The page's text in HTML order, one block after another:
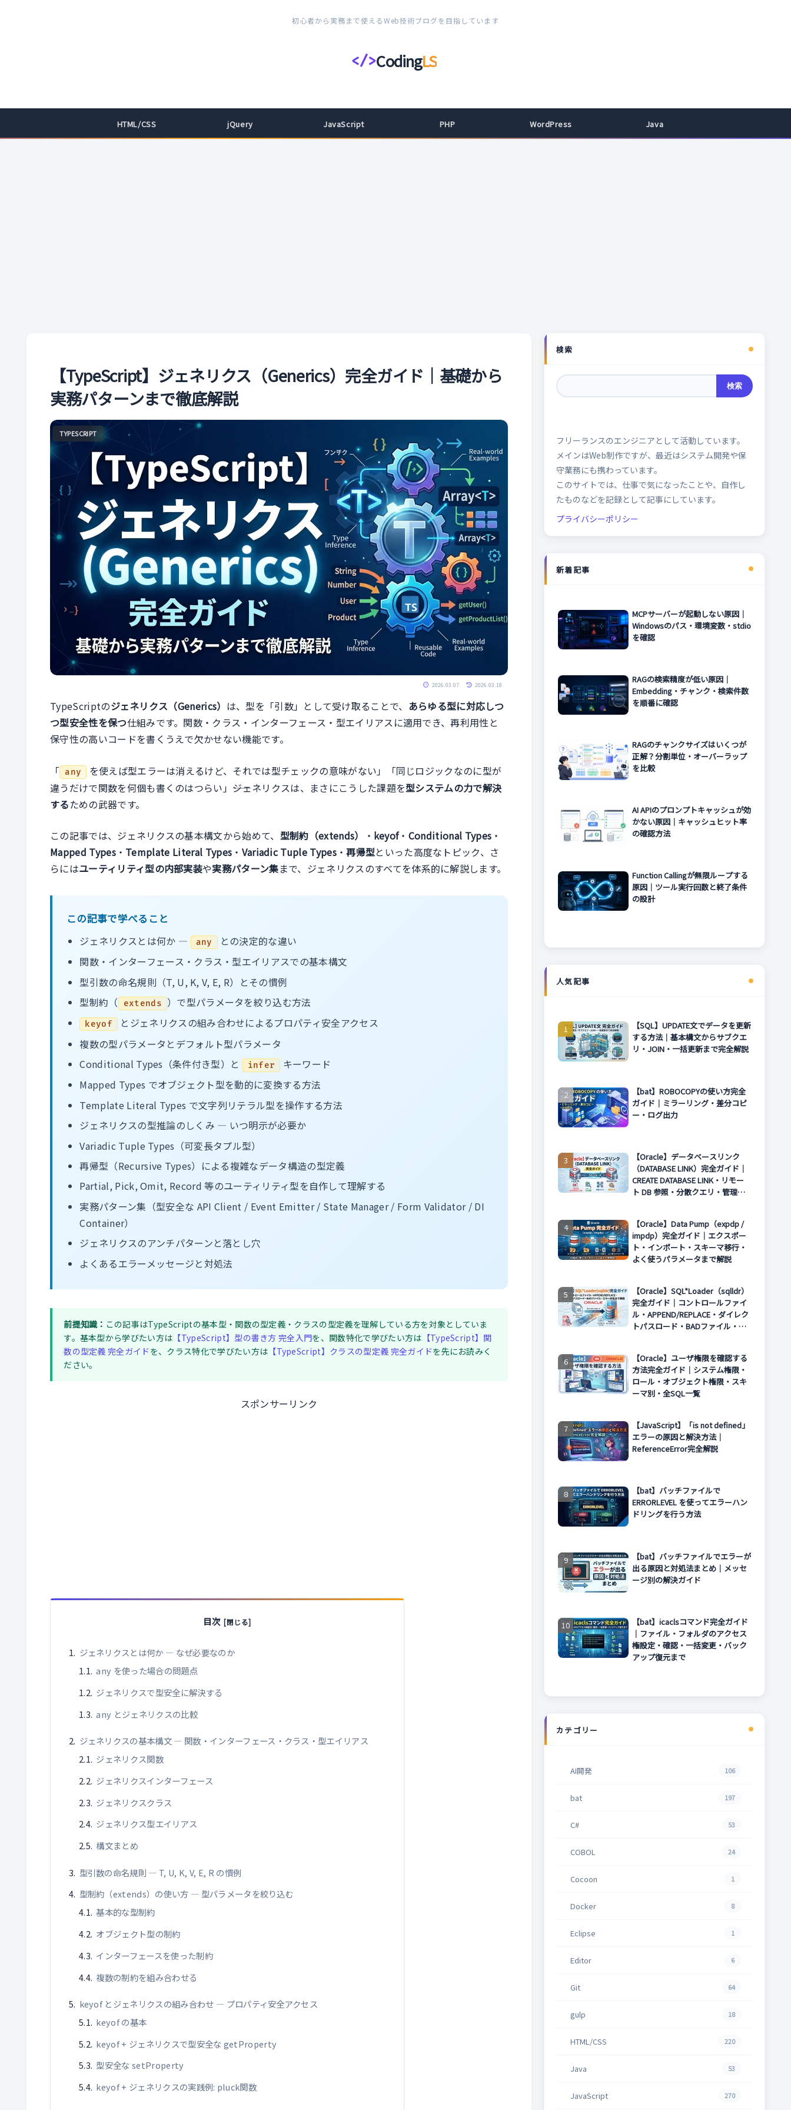
初心者から実務まで使えるWeb技術ブログを目指しています
</>CodingLS
コ
ィ
HTML/CSS jQuery JavaScript PHP WordPress Java
【TypeScript】ジェネリクス（Generics）完全ガイド｜基礎から
実務パターンまで徹底解説
TYPESCRIPT
2026.03.07 2026.03.18
TypeScriptのジェネリクス（Generics） は、型を「引数」として受け取ることで、 あらゆる型に対応しつ
つ型安全性を保つ仕組みです。関数・クラス・インターフェース・型エイリアスに適用でき、再利用性と
保守性の高いコードを書くうえで欠かせない機能です。
「 any
を使えば型エラーは消えるけど、それでは型チェックの意味がない」「同じロジックなのに型が
違うだけで関数を何個も書くのはつらい」――ジェネリクスは、まさにこうした課題を型システムの力で解決
するための武器です。
この記事では、ジェネリクスの基本構文から始めて、 型制約（extends） ・ keyof・ Conditional Types ・
Mapped Types・ Template Literal Types ・ Variadic Tuple Types・再帰型といった高度なトピック、さ
らにはユーティリティ型の内部実装や実務パターン集まで、ジェネリクスのすべてを体系的に解説します。
この記事で学べること
ジェネリクスとは何か ―
any
との決定的な違い
関数・インターフェース・クラス・型エイリアスでの基本構文
型引数の命名規則（T, U, K, V, E, R）とその慣例
型制約（
extends ）で型パラメータを絞り込む方法
keyof とジェネリクスの組み合わせによるプロパティ安全アクセス
複数の型パラメータとデフォルト型パラメータ
Conditional Types（条件付き型）と
infer
キーワード
Mapped Types でオブジェクト型を動的に変換する方法
Template Literal Types で文字列リテラル型を操作する方法
ジェネリクスの型推論のしくみ ― いつ明示が必要か
Variadic Tuple Types（可変長タプル型）
再帰型（Recursive Types）による複雑なデータ構造の型定義
Partial, Pick, Omit, Record 等のユーティリティ型を自作して理解する
実務パターン集（型安全な API Client / Event Emitter / State Manager / Form Validator / DI
Container）
ジェネリクスのアンチパターンと落とし穴
よくあるエラーメッセージと対処法
前提知識： この記事はTypeScriptの基本型・関数の型定義・クラスの型定義を理解している方を対象としていま
す。基本型から学びたい方は 【TypeScript】型の書き方 完全入門を、関数特化で学びたい方は 【TypeScript】関
数の型定義 完全ガイド を、クラス特化で学びたい方は 【TypeScript】クラスの型定義 完全ガイドを先にお読みく
ださい。
スポンサーリンク
目次
ジェネリクスとは何か ― なぜ必要なのか
any を使った場合の問題点
ジェネリクスで型安全に解決する
any とジェネリクスの比較
ジェネリクスの基本構文 ― 関数・インターフェース・クラス・型エイリアス
ジェネリクス関数
ジェネリクスインターフェース
ジェネリクスクラス
ジェネリクス型エイリアス
構文まとめ
型引数の命名規則 ― T, U, K, V, E, R の慣例
型制約（extends）の使い方 ― 型パラメータを絞り込む
基本的な型制約
オブジェクト型の制約
インターフェースを使った制約
複数の制約を組み合わせる
keyof とジェネリクスの組み合わせ ― プロパティ安全アクセス
keyof の基本
keyof + ジェネリクスで型安全な getProperty
型安全な setProperty
keyof + ジェネリクスの実践例: pluck関数
検索
検索
フリーランスのエンジニアとして活動しています。
メインはWeb制作ですが、最近はシステム開発や保
守業務にも携わっています。
このサイトでは、仕事で気になったことや、自作し
たものなどを記録として記事にしています。
プライバシーポリシー
新着記事
MCPサーバーが起動しない原因｜
Windowsのパス・環境変数・stdio
を確認
RAGの検索精度が低い原因｜
Embedding・チャンク・検索件数
を順番に確認
RAGのチャンクサイズはいくつが
正解？分割単位・オーバーラップ
を比較
AI APIのプロンプトキャッシュが効
かない原因｜キャッシュヒット率
の確認方法
Function Callingが無限ループする
原因｜ツール実行回数と終了条件
の設計
人気記事
【SQL】UPDATE文でデータを更新
する方法｜基本構文からサブクエ
リ・JOIN・一括更新まで完全解説
【bat】ROBOCOPYの使い方完全
ガイド｜ミラーリング・差分コピ
ー・ログ出力
【Oracle】データベースリンク
（DATABASE LINK）完全ガイド｜
CREATE DATABASE LINK・リモー
ト DB 参照・分散クエリ・管理方
【Oracle】Data Pump（expdp /
impdp）完全ガイド｜エクスポー
ト・インポート・スキーマ移行・
よく使うパラメータまで解説
【Oracle】SQL*Loader（sqlldr）
完全ガイド｜コントロールファイ
ル・APPEND/REPLACE・ダイレク
トパスロード・BADファイル・エ
【Oracle】ユーザ権限を確認する
方法完全ガイド｜システム権限・
ロール・オブジェクト権限・スキ
ーマ別・全SQL一覧
【JavaScript】「is not defined」
エラーの原因と解決方法｜
ReferenceError完全解説
【bat】バッチファイルで
ERRORLEVEL を使ってエラーハン
ドリングを行う方法
【bat】バッチファイルでエラーが
出る原因と対処法まとめ｜メッセ
ージ別の解決ガイド
【bat】icaclsコマンド完全ガイド
｜ファイル・フォルダのアクセス
権設定・確認・一括変更・バック
アップ復元まで
カテゴリー
AI開発 106
bat 197
C# 53
COBOL 24
Cocoon 1
Docker 8
Eclipse 1
Editor 6
Git 64
gulp 18
HTML/CSS 220
Java 53
JavaScript 270